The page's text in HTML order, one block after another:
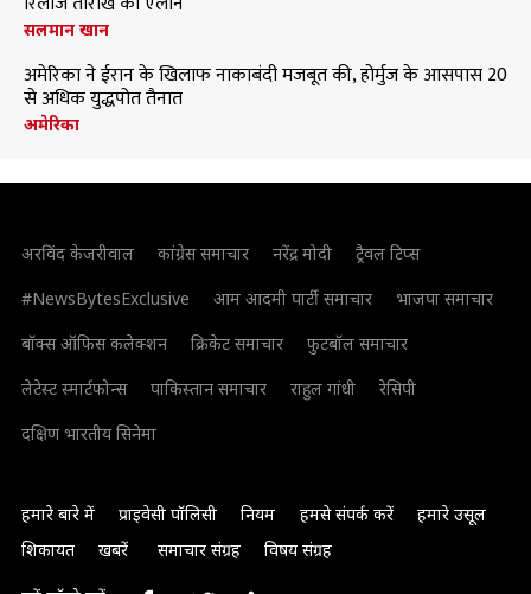
सलमान खान
अमेरिका ने ईरान के खिलाफ नाकाबंदी मजबूत की, होर्मुज के आसपास 20
से अधिक युद्धपोत तैनात
अमेरिका
अरविंद केजरीवाल कांग्रेस समाचार नरेंद्र मोदी
ट्रैवल टिप्स
#NewsBytesExclusive
आम आदमी पार्टी समाचार
भाजपा समाचार
बॉक्स ऑफिस कलेक्शन
क्रिकेट समाचार
फुटबॉल समाचार
लेटेस्ट स्मार्टफोन्स
पाकिस्तान समाचार राहुल गांधी
रेसिपी
दक्षिण भारतीय सिनेमा
हमारे बारे में प्राइवेसी पॉलिसी नियम हमसे संपर्क करें
हमारे उसूल
शिकायत
खबरें समाचार संग्रह विषय संग्रह